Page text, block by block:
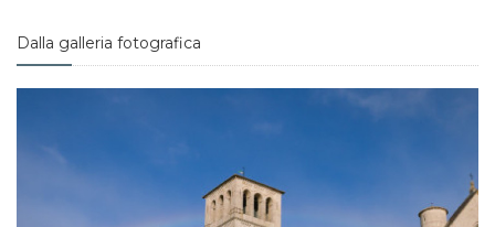
Dalla galleria fotografica